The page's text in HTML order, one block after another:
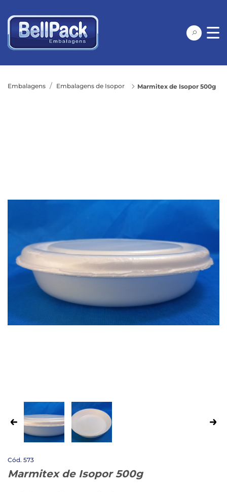
Embalagens Embalagens de Isopor Marmitex de Isopor 500g
573
Marmitex de Isopor 500g